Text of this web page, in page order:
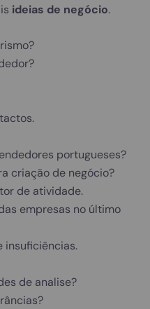
ideias de negócio.
portugueses?
criação de negócio?
de atividade.
empresas no último
insuficiências.
de analise?